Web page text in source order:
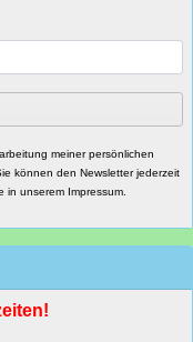
meiner persönlichen
können den Newsletter jederzeit
unserem Impressum.